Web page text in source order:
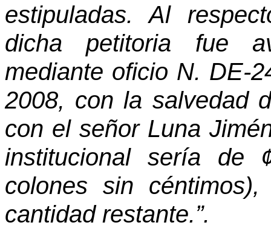
estipuladas. Al
dicha petitoria fue
mediante oficio N. DE-
2008, con la salvedad
con el señor Luna
institucional sería de
colones sin
cantidad restante.”.